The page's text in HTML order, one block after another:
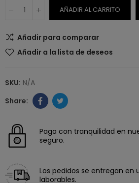
AÑADIR AL CARRITO
Añadir para comparar
Añadir a la lista de deseos
SKU: N/A
Paga con tranquilidad en
seguro.
Los pedidos se entregan en
laborables.